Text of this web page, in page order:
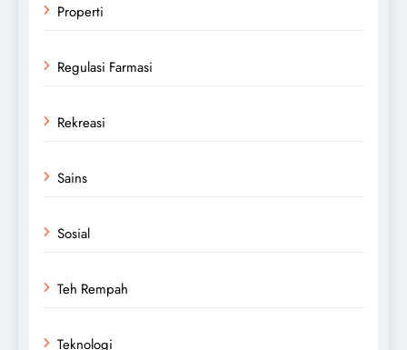
Properti
Regulasi Farmasi
Rekreasi
Sains
Sosial
Teh Rempah
Teknologi